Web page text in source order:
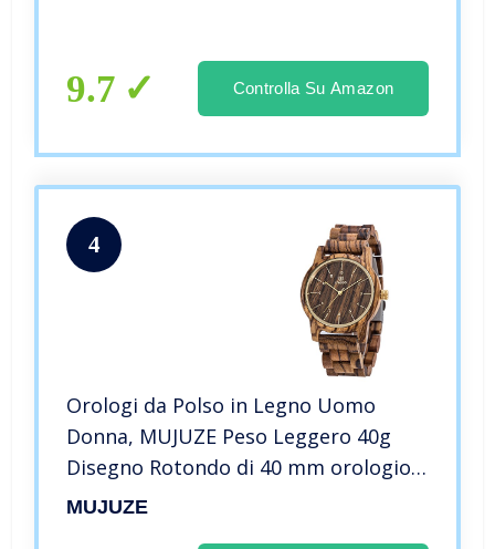
9.7 Controlla Su Amazon
4
Orologi da Polso in Legno Uomo
Donna, MUJUZE Peso Leggero 40g
Disegno Rotondo di 40 mm orologio
Analogico Al Quarzo Braccialetto di
MUJUZE